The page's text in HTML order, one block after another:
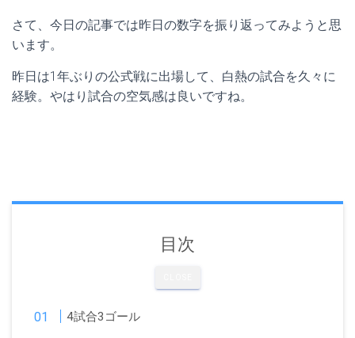
さて、今日の記事では昨日の数字を振り返ってみようと思
います。
昨日は1年ぶりの公式戦に出場して、白熱の試合を久々に
経験。やはり試合の空気感は良いですね。
目次
4試合3ゴール